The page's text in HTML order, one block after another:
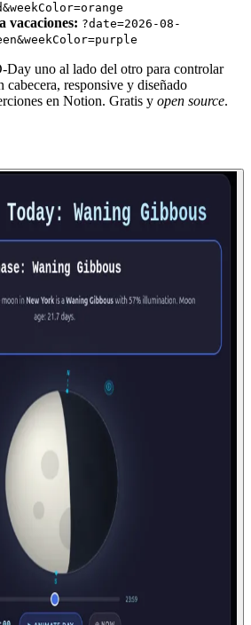
vacaciones: ?date=2026-08-
Day uno al lado del otro para controlar
cabecera, responsive y diseñado
en Notion. Gratis y open source.